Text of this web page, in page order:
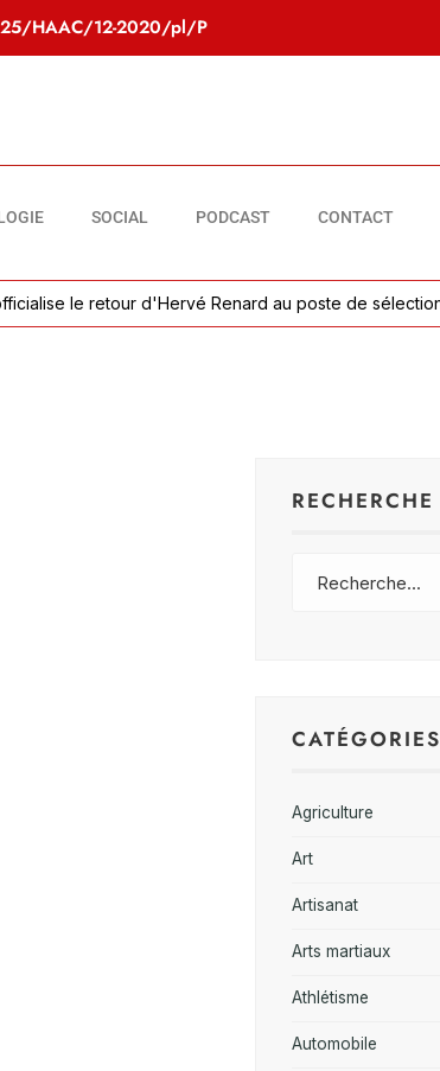
HAAC/12-2020/pl/P
SOCIAL PODCAST CONTACT
le retour d'Hervé Renard au poste de sélectionneur
RECHERCHE
CATÉGORIES
Agriculture
Art
Artisanat
Arts martiaux
Athlétisme
Automobile